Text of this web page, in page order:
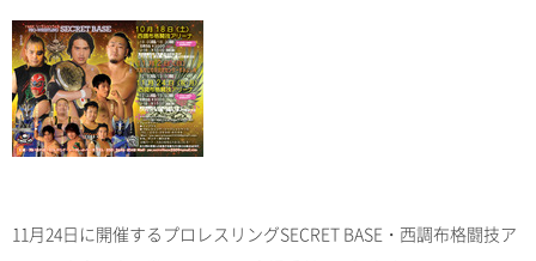
11月24日に開催するプロレスリングSECRET BASE・西調布格闘技ア